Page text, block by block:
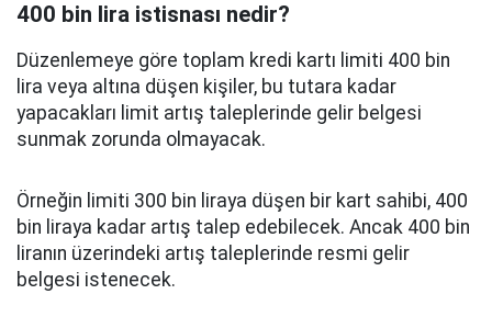
400 bin lira istisnası nedir?
Düzenlemeye göre toplam kredi kartı limiti 400 bin
lira veya altına düşen kişiler, bu tutara kadar
yapacakları limit artış taleplerinde gelir belgesi
sunmak zorunda olmayacak.
Örneğin limiti 300 bin liraya düşen bir kart sahibi, 400
bin liraya kadar artış talep edebilecek. Ancak 400 bin
liranın üzerindeki artış taleplerinde resmi gelir
belgesi istenecek.